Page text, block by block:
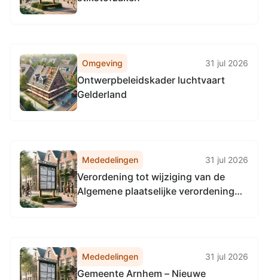
Omgeving 31 jul 2026
Ontwerpbeleidskader luchtvaart
Gelderland
Mededelingen 31 jul 2026
Verordening tot wijziging van de
Algemene plaatselijke verordening
vakantieparken
Mededelingen 31 jul 2026
Gemeente Arnhem – Nieuwe